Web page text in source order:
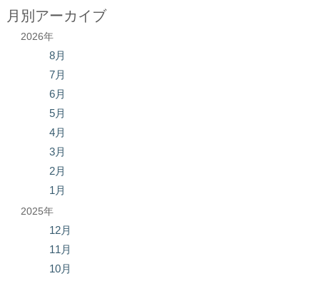
月別アーカイブ
2026年
8月
7月
6月
5月
4月
3月
2月
1月
2025年
12月
11月
10月